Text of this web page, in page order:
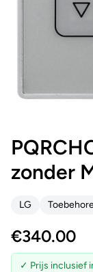
zonder
LG
€340.00
✓ Prijs inclusief